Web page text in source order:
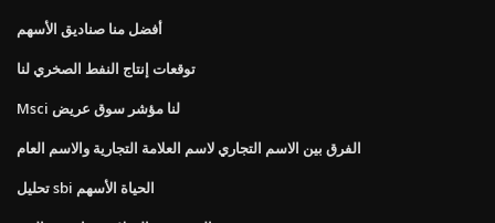
أفضل منا صناديق الأسهم
توقعات إنتاج النفط الصخري لنا
Msci لنا مؤشر سوق عريض
الفرق بين الاسم التجاري لاسم العلامة التجارية والاسم العام
تحليل sbi الحياة الأسهم